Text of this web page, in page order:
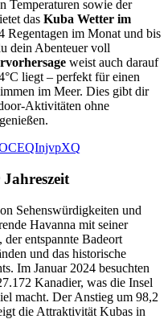
Temperaturen sowie der
das Kuba Wetter im
Regentagen im Monat und bis
dein Abenteuer voll
weist auch darauf
liegt – perfekt für einen
im Meer. Dies gibt dir
Aktivitäten ohne
Sehenswürdigkeiten und
Havanna mit seiner
entspannte Badeort
und das historische
Im Januar 2024 besuchten
Kanadier, was die Insel
macht. Der Anstieg um 98,2
die Attraktivität Kubas in